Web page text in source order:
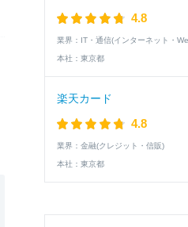
4.8
業界：
本社： 東京都
楽天カード
4.8
業界： 金融(クレジット・信販)
本社： 東京都